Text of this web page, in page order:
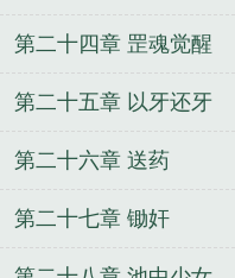
第二十四章 罡魂觉醒
第二十五章 以牙还牙
第二十六章 送药
第二十七章 锄奸